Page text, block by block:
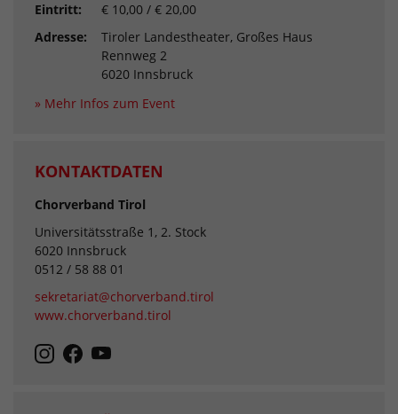
Eintritt:
€ 10,00 / € 20,00
Adresse:
Tiroler Landestheater, Großes Haus
Rennweg 2
6020 Innsbruck
» Mehr Infos zum Event
KONTAKTDATEN
Chorverband Tirol
Universitätsstraße 1, 2. Stock
6020 Innsbruck
0512 / 58 88 01
sekretariat@chorverband.tirol
www.chorverband.tirol